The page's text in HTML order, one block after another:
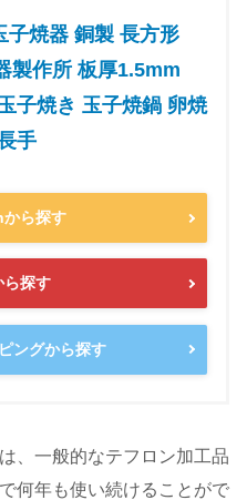
子焼器 銅製 長方形
製作所 板厚1.5mm
子焼き 玉子焼鍋 卵焼
手
ら探す
ら探す
ングから探す
、一般的なテフロン加工品
何年も使い続けることがで